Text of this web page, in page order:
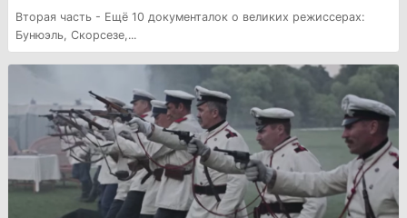
Вторая часть - Ещё 10 документалок о великих режиссерах:
Бунюэль, Скорсезе,...